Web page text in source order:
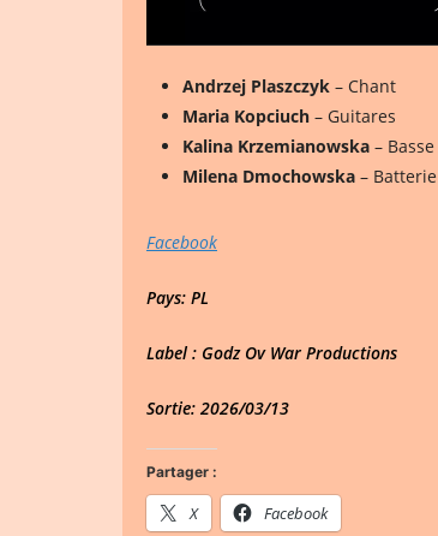
Andrzej Plaszczyk – Chant
Maria Kopciuch – Guitares
Kalina Krzemianowska – Basse
Milena Dmochowska – Batterie
Facebook
Pays: PL
Label : Godz Ov War Productions
Sortie: 2026/03/13
Partager :
X Facebook